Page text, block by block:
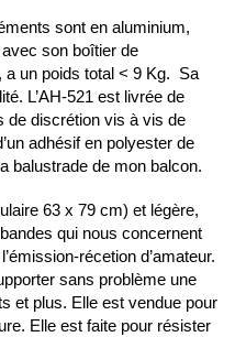
sont en aluminium,
son boîtier de
a un poids total < 9 Kg. Sa
L’AH-521 est livrée de
de discrétion vis à vis de
adhésif en polyester de
balustrade de mon balcon.
63 x 79 cm) et légère,
qui nous concernent
récetion d’amateur.
sans problème une
et plus. Elle est vendue pour
Elle est faite pour résister